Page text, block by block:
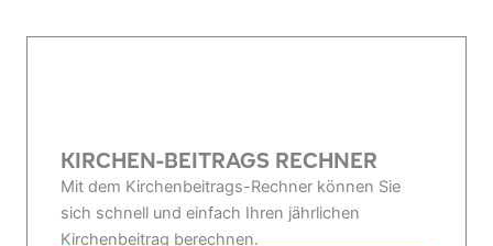
KIRCHEN-BEITRAGS RECHNER
Mit dem Kirchenbeitrags-Rechner können Sie
sich schnell und einfach Ihren jährlichen
Kirchenbeitrag berechnen.